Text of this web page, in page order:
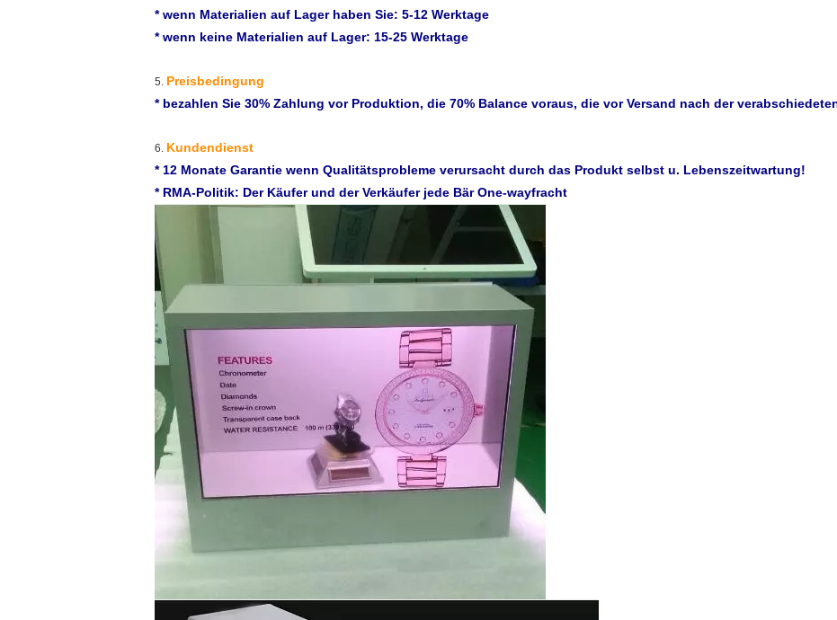
* wenn Materialien auf Lager haben Sie: 5-12 Werktage
* wenn keine Materialien auf Lager: 15-25 Werktage
5. Preisbedingung
* bezahlen Sie 30% Zahlung vor Produktion, die 70% Balance voraus, die vor Versand nach der
6. Kundendienst
* 12 Monate Garantie wenn Qualitätsprobleme verursacht durch das Produkt selbst u. Lebenszeitwartung!
* RMA-Politik: Der Käufer und der Verkäufer jede Bär One-wayfracht